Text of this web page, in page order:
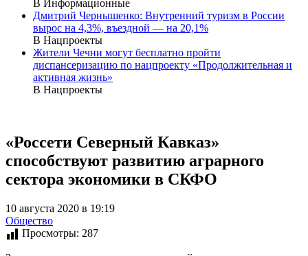
В Информационные
Дмитрий Чернышенко: Внутренний туризм в России
вырос на 4,3%, въездной — на 20,1%
В Нацпроекты
Жители Чечни могут бесплатно пройти
диспансеризацию по нацпроекту «Продолжительная и
активная жизнь»
В Нацпроекты
«Россети Северный Кавказ»
способствуют развитию аграрного
сектора экономики в СКФО
10 августа 2020 в 19:19
Общество
Просмотры: 287